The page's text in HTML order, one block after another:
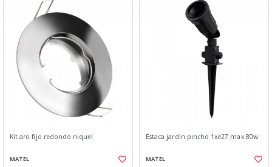
Kit aro fijo redondo niquel
MATEL
Estaca jardin pincho 1xe27 max.80w
MATEL